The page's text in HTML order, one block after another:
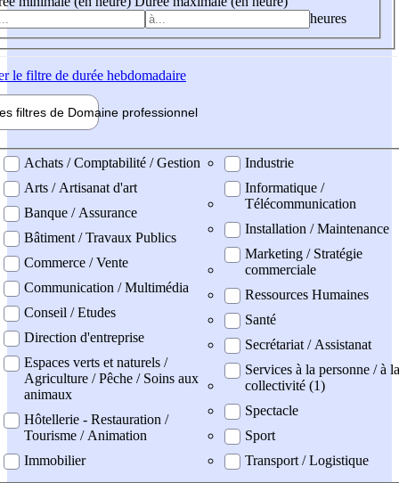
heures
le filtre de durée hebdomadaire
filtres de Domaine professionnel
professionel
Achats / Comptabilité / Gestion
Arts / Artisanat d'art
Banque / Assurance
Bâtiment / Travaux Publics
Commerce / Vente
Communication / Multimédia
Conseil / Etudes
Direction d'entreprise
Espaces verts et naturels /
Agriculture / Pêche / Soins aux
animaux
Hôtellerie - Restauration /
Tourisme / Animation
Immobilier
Industrie
Informatique /
Télécommunication
Installation / Maintenance
Marketing / Stratégie
commerciale
Ressources Humaines
Santé
Secrétariat / Assistanat
Services à la personne / à la
collectivité (1)
Spectacle
Sport
Transport / Logistique